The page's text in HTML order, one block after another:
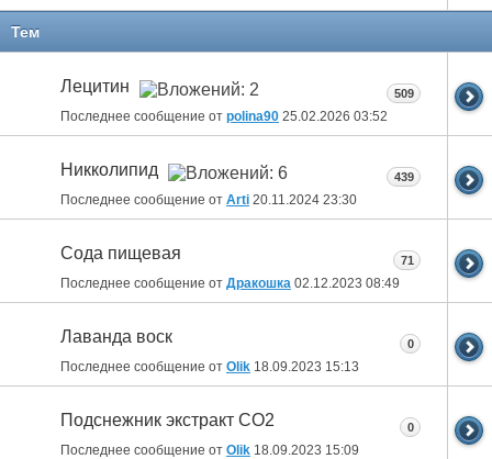
Тем
Лецитин
Последнее сообщение от polina90 25.02.2026 03:52
509
Никколипид
Последнее сообщение от Arti 20.11.2024 23:30
439
Сода пищевая
Последнее сообщение от Дракошка 02.12.2023 08:49
71
Лаванда воск
Последнее сообщение от Olik 18.09.2023 15:13
0
Подснежник экстракт СО2
Последнее сообщение от Olik 18.09.2023 15:09
0